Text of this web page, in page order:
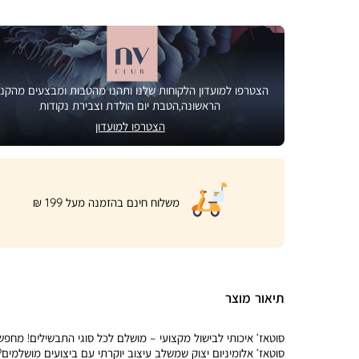
הצטרפו למועדון הלקוחות שלנו ותהנו מהטבות ומבצעים
הראשונה,הטבת יום הולדת וצבירת נקודות
הצטרפו למועדון
|
product
page
banner
משלוח חינם בהזמנה מעל 199 ₪
תיאור מוצר
סוטאז’ איכותי לבישול מקצועי – מושלם לכל סוגי התבשילים!
סוטאז’ אלומיניום יצוק שמשלב עיצוב יוקרתי עם ביצועים